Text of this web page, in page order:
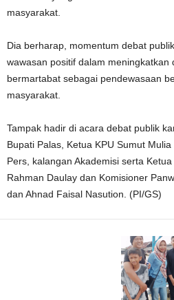
masyarakat.
Dia berharap, momentum debat
wawasan positif dalam meningkatkan
bermartabat sebagai pendewasaan
masyarakat.
Tampak hadir di acara debat publik
Bupati Palas, Ketua KPU Sumut
Pers, kalangan Akademisi serta
Rahman Daulay dan Komisioner
dan Ahnad Faisal Nasution. (PI/GS)